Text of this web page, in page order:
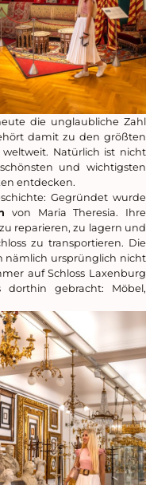
die unglaubliche Zahl
damit zu den größten
Natürlich ist nicht
und wichtigsten
entdecken.
Gegründet wurde
von Maria Theresia. Ihre
reparieren, zu lagern und
zu transportieren. Die
nämlich ursprünglich nicht
auf Schloss Laxenburg
dorthin gebracht: Möbel,